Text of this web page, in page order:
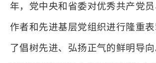
年，党中央和省委对优秀共产党
作者和先进基层党组织进行隆重
了倡树先进、弘扬正气的鲜明导